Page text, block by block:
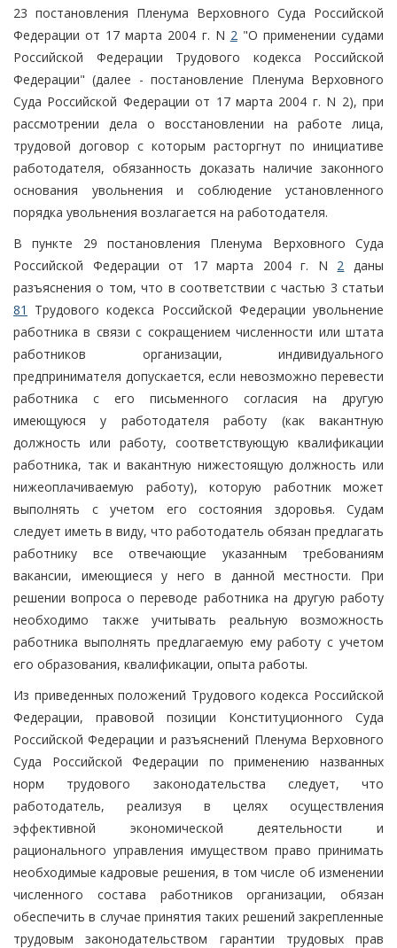
23 постановления Пленума Верховного Суда Российской
Федерации от 17 марта 2004 г. N 2 "О применении судами
Российской Федерации Трудового кодекса Российской
Федерации" (далее - постановление Пленума Верховного
Суда Российской Федерации от 17 марта 2004 г. N 2), при
рассмотрении дела о восстановлении на работе лица,
трудовой договор с которым расторгнут по инициативе
работодателя, обязанность доказать наличие законного
основания увольнения и соблюдение установленного
порядка увольнения возлагается на работодателя.
В пункте 29 постановления Пленума Верховного Суда
Российской Федерации от 17 марта 2004 г. N 2 даны
разъяснения о том, что в соответствии с частью 3 статьи
81
Трудового кодекса Российской Федерации увольнение
работника в связи с сокращением численности или штата
работников организации, индивидуального
предпринимателя допускается, если невозможно перевести
работника с его письменного согласия на другую
имеющуюся у работодателя работу (как вакантную
должность или работу, соответствующую квалификации
работника, так и вакантную нижестоящую должность или
нижеоплачиваемую работу), которую работник может
выполнять с учетом его состояния здоровья. Судам
следует иметь в виду, что работодатель обязан предлагать
работнику все отвечающие указанным требованиям
вакансии, имеющиеся у него в данной местности. При
решении вопроса о переводе работника на другую работу
необходимо также учитывать реальную возможность
работника выполнять предлагаемую ему работу с учетом
его образования, квалификации, опыта работы.
Из приведенных положений Трудового кодекса Российской
Федерации, правовой позиции Конституционного Суда
Российской Федерации и разъяснений Пленума Верховного
Суда Российской Федерации по применению названных
норм трудового законодательства следует, что
работодатель, реализуя в целях осуществления
эффективной экономической деятельности и
рационального управления имуществом право принимать
необходимые кадровые решения, в том числе об изменении
численного состава работников организации, обязан
обеспечить в случае принятия таких решений закрепленные
трудовым законодательством гарантии трудовых прав